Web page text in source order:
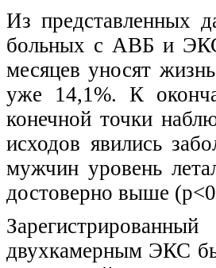
Из представленных
больных с АВБ и ЭКС
месяцев уносят
уже 14,1%. К
конечной точки
исходов явились
мужчин уровень
достоверно выше
двухкамерным ЭКС